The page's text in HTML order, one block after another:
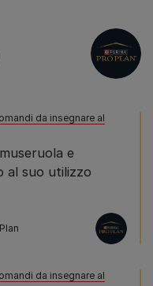
da insegnare al
e
al suo utilizzo
da insegnare al